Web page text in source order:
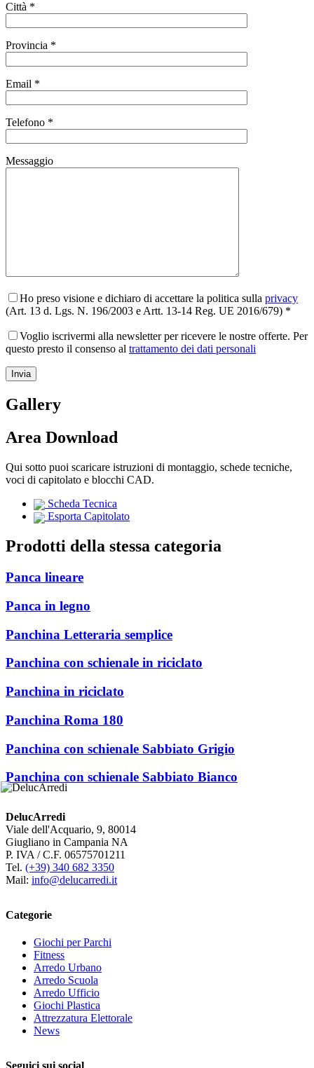
Città *
Provincia *
Email *
Telefono *
Messaggio
Ho preso visione e dichiaro di accettare la politica sulla privacy
(Art. 13 d. Lgs. N. 196/2003 e Artt. 13-14 Reg. UE 2016/679) *
Voglio iscrivermi alla newsletter per ricevere le nostre offerte. Per
questo presto il consenso al trattamento dei dati personali
Gallery
Area Download
Qui sotto puoi scaricare istruzioni di montaggio, schede tecniche,
voci di capitolato e blocchi CAD.
Scheda Tecnica
Esporta Capitolato
Prodotti della stessa categoria
Panca lineare
Panca in legno
Panchina Letteraria semplice
Panchina con schienale in riciclato
Panchina in riciclato
Panchina Roma 180
Panchina con schienale Sabbiato Grigio
Panchina con schienale Sabbiato Bianco
DelucArredi
Viale dell'Acquario, 9, 80014
Giugliano in Campania NA
P. IVA / C.F. 06575701211
Tel. (+39) 340 682 3350
Mail: info@delucarredi.it
Categorie
Giochi per Parchi
Fitness
Arredo Urbano
Arredo Scuola
Arredo Ufficio
Giochi Plastica
Attrezzatura Elettorale
News